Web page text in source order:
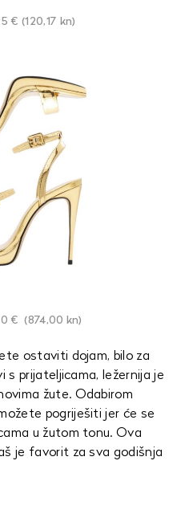
€ (120,17 kn)
€ (874,00 kn)
ostaviti dojam, bilo za
s prijateljicama, ležernija je
žute. Odabirom
pogriješiti jer će se
u žutom tonu. Ova
je favorit za sva godišnja